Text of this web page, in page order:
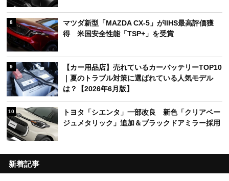
8
マツダ新型「MAZDA CX-5」がIIHS最高評価獲
得 米国安全性能「TSP+」を受賞
9
【カー用品店】売れているカーバッテリーTOP10
｜夏のトラブル対策に選ばれている人気モデル
は？【2026年6月版】
10
トヨタ「シエンタ」一部改良 新色「クリアベー
ジュメタリック」追加＆ブラックドアミラー採用
新着記事